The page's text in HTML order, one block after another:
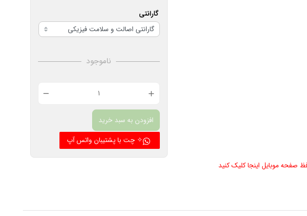
گارانتی
ناموجود
افزودن به سبد خرید
✧ چت با پشتیبان واتس آپ
صفحه موبایل اینجا کلیک کنید